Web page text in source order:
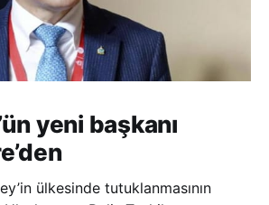
yeni başkanı
ülkesinde tutuklanmasının